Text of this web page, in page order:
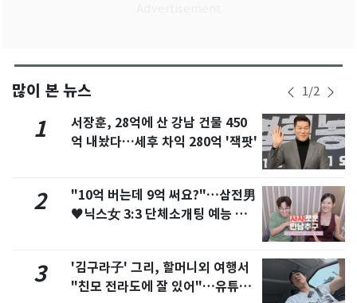
많이 본 뉴스 1/2
1
서장훈, 28억에 산 강남 건물 450
억 내놨다…세후 차익 280억 '잭팟'
2
"10억 버는데 9억 써요?"…삼전男
♥닉스女 3:3 단체소개팅 예능 화
3
'김구라子' 그리, 할머니외 여행서
"친모 전라도에 잘 있어"…유튜브